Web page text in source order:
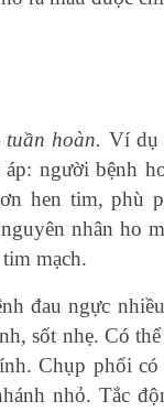
hoàn. Ví dụ
người bệnh
hen tim, phù
nhân ho
mạch.
đau ngực
sốt nhẹ. Có
Chụp phổi có
nhỏ. Tắc